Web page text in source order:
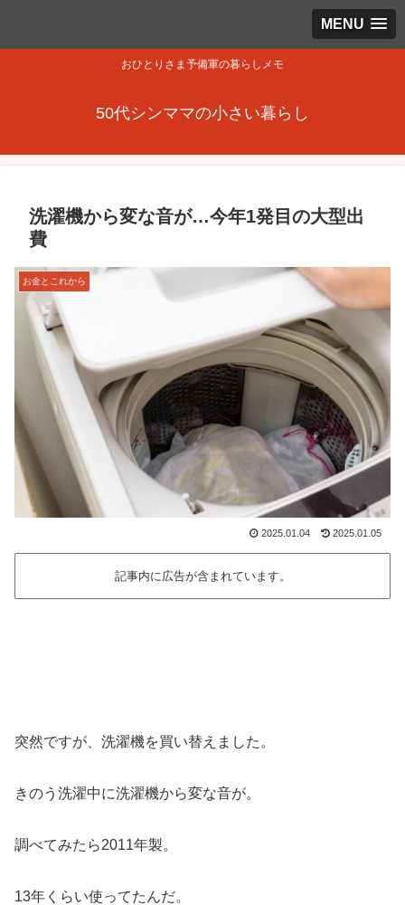
MENU
おひとりさま予備軍の暮らしメモ
50代シンママの小さい暮らし
洗濯機から変な音が…今年1発目の大型出
費
お金とこれから
2025.01.04 2025.01.05
記事内に広告が含まれています。
突然ですが、洗濯機を買い替えました。
きのう洗濯中に洗濯機から変な音が。
調べてみたら2011年製。
13年くらい使ってたんだ。